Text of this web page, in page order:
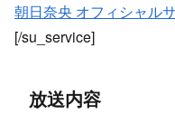
朝日奈央 オフィシャル
[/su_service]
放送内容